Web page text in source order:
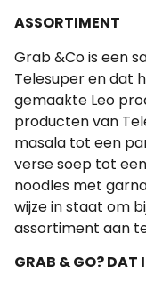
ASSORTIMENT
Grab &Co is een
Telesuper en dat
gemaakte Leo
producten van
masala tot een
verse soep tot
noodles met
wijze in staat om
assortiment aan
GRAB & GO? DAT